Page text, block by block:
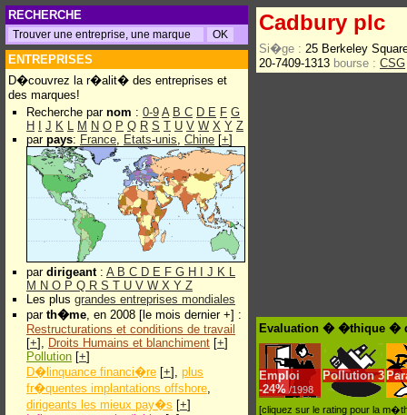
RECHERCHE
ENTREPRISES
D�couvrez la r�alit� des entreprises et
des marques!
Recherche par nom : 0-9 A B C D E F G
H
J K L M N O P Q R S T U V W X Y Z
par pays: France, Etats-unis, Chine [+]
par dirigeant: A B C D E F G H J K L
M N O P Q R S T U V W X Y Z
Les plus grandes entreprises mondiales
par th�me, en 2008 [le mois dernier +] :
Restructurations et conditions de travail
[+], Droits Humains et blanchiment [+]
Pollution [+]
D�linquance financi�re [+], plus
fr�quentes implantations offshore,
dirigeants les mieux pay�s [+]
Cadbury plc
Si�ge : 25 Berkeley
20-7409-1313 bourse : CSG
Evaluation � �thique �
Emploi
-24% /1998
Pollution 3
[cliquez sur le rating pour la